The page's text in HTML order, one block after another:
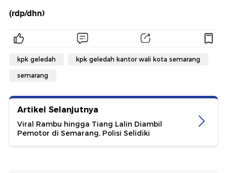
(rdp/dhn)
kpk geledah kpk geledah kantor wali kota semarang
semarang
Artikel Selanjutnya
Viral Rambu hingga Tiang Lalin Diambil
Pemotor di Semarang, Polisi Selidiki